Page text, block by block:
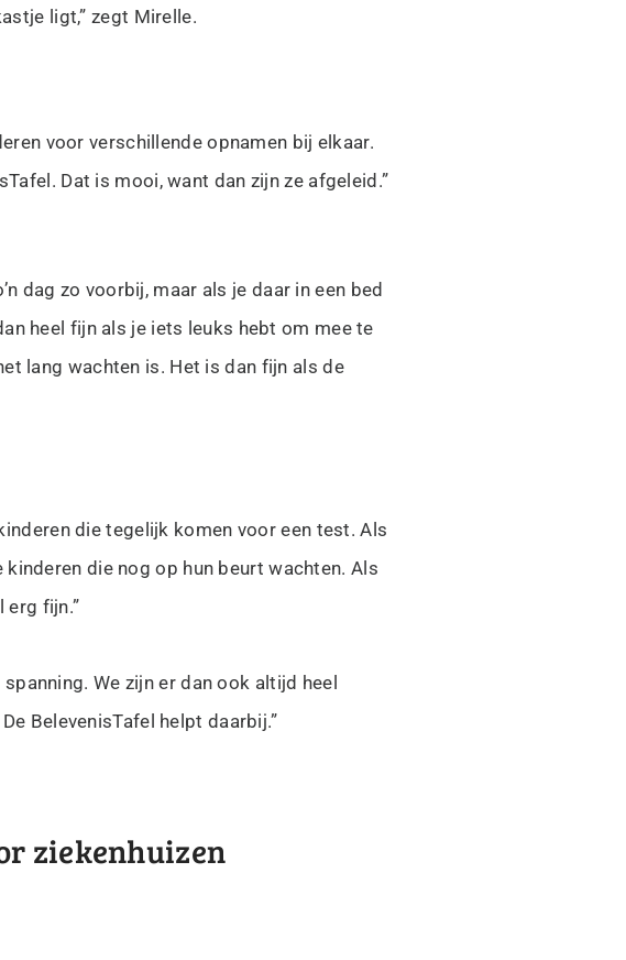
ligt,” zegt Mirelle.
voor verschillende opnamen bij elkaar.
Dat is mooi, want dan zijn ze afgeleid.”
dag zo voorbij, maar als je daar in een bed
heel fijn als je iets leuks hebt om mee te
lang wachten is. Het is dan fijn als de
die tegelijk komen voor een test. Als
die nog op hun beurt wachten. Als
erg fijn.”
We zijn er dan ook altijd heel
BelevenisTafel helpt daarbij.”
ziekenhuizen